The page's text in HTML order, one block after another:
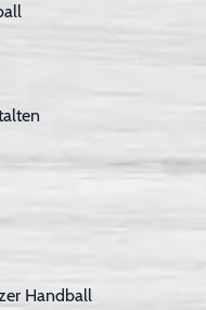
Handball